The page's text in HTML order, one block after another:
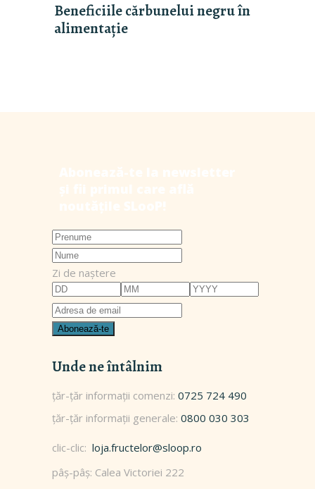
Beneficiile cărbunelui negru în
alimentație
Zi de naștere
Unde ne întâlnim
0725 724 490
0800 030 303
clic-clic: loja.fructelor@sloop.ro